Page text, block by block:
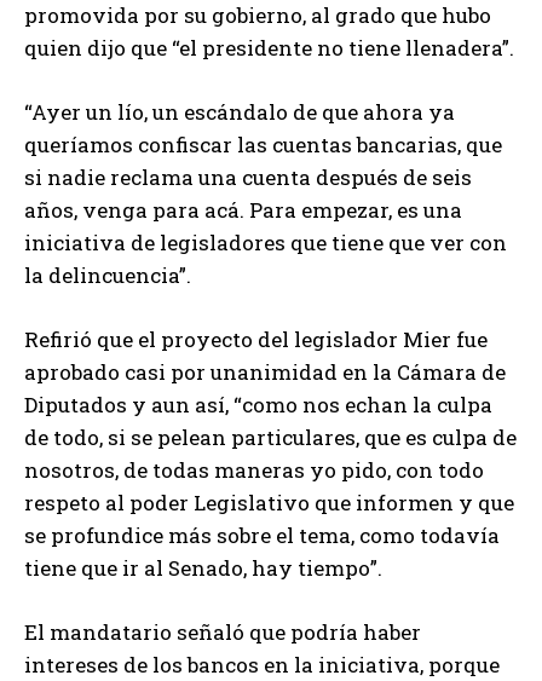
promovida por su gobierno, al grado que hubo
quien dijo que “el presidente no tiene llenadera”.
“Ayer un lío, un escándalo de que ahora ya
queríamos confiscar las cuentas bancarias, que
si nadie reclama una cuenta después de seis
años, venga para acá. Para empezar, es una
iniciativa de legisladores que tiene que ver con
la delincuencia”.
Refirió que el proyecto del legislador Mier fue
aprobado casi por unanimidad en la Cámara de
Diputados y aun así, “como nos echan la culpa
de todo, si se pelean particulares, que es culpa de
nosotros, de todas maneras yo pido, con todo
respeto al poder Legislativo que informen y que
se profundice más sobre el tema, como todavía
tiene que ir al Senado, hay tiempo”.
El mandatario señaló que podría haber
intereses de los bancos en la iniciativa, porque